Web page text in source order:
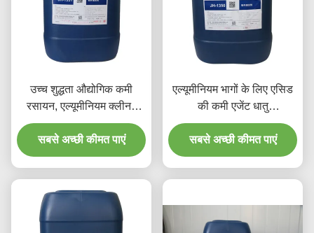
उच्च शुद्धता औद्योगिक कमी
रसायन, एल्यूमीनियम क्लीनर
एसिड
सबसे अच्छी कीमत पाएं
एल्यूमीनियम भागों के लिए एसिड
की कमी एजेंट धातु
Pretreatment रसायन
सबसे अच्छी कीमत पाएं